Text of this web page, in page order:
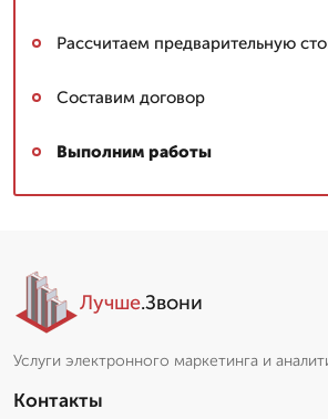
Рассчитаем предварительную
Составим договор
Выполним работы
Лучше.Звони
Услуги электронного маркетинга и
Контакты